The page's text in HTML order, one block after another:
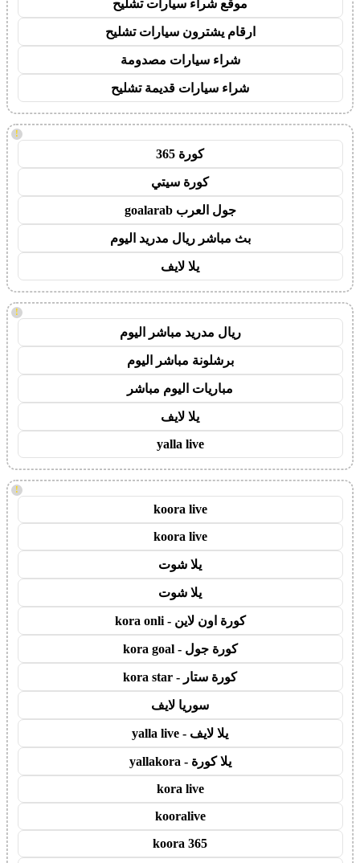
موقع شراء سيارات تشليح
ارقام يشترون سيارات تشليح
شراء سيارات مصدومة
شراء سيارات قديمة تشليح
!
كورة 365
كورة سيتي
جول العرب goalarab
بث مباشر ريال مدريد اليوم
يلا لايف
!
ريال مدريد مباشر اليوم
برشلونة مباشر اليوم
مباريات اليوم مباشر
يلا لايف
yalla live
!
koora live
koora live
يلا شوت
يلا شوت
كورة اون لاين - kora onli
كورة جول - kora goal
كورة ستار - kora star
سوريا لايف
يلا لايف - yalla live
يلا كورة - yallakora
kora live
kooralive
koora 365